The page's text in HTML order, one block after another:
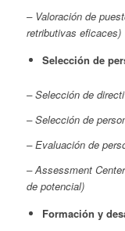
– Valoración de
retributivas eficaces)
Selección de
– Selección de
– Selección de
– Evaluación de
– Assessment
de potencial)
Formación y